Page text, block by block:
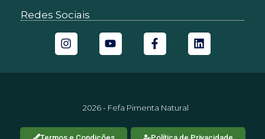
Redes Sociais
2026 - Fefa Pimenta Natural